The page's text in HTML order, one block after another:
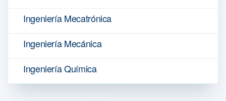
Ingeniería Mecatrónica
Ingeniería Mecánica
Ingeniería Química